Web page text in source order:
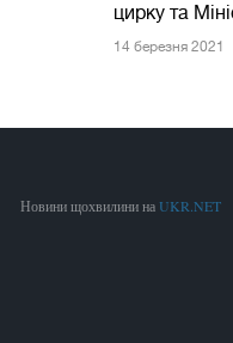
цирку та
14 березня 2021
Новини щохвилини наUKR.NET